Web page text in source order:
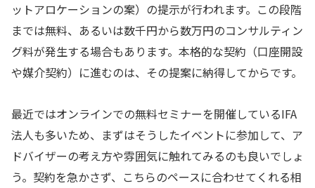
ットアロケーションの案）の提示が行われます。この段階
までは無料、あるいは数千円から数万円のコンサルティン
グ料が発生する場合もあります。本格的な契約（口座開設
や媒介契約）に進むのは、その提案に納得してからです。
最近ではオンラインでの無料セミナーを開催しているIFA
法人も多いため、まずはそうしたイベントに参加して、ア
ドバイザーの考え方や雰囲気に触れてみるのも良いでしょ
う。契約を急かさず、こちらのペースに合わせてくれる相